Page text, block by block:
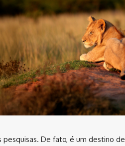
pesquisas. De fato, é um destino de